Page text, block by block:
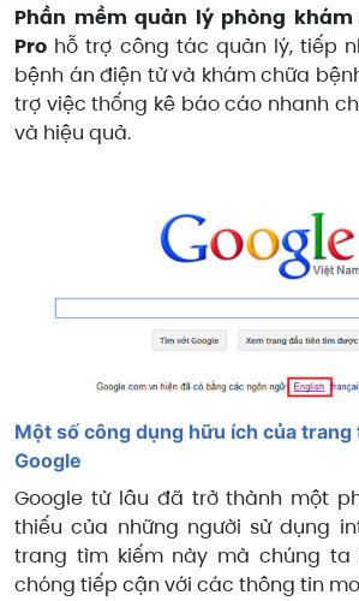
Phần mềm quản lý phòng khám
Pro hỗ trợ công tác quản lý, tiếp
bệnh án điện tử và khám chữa
trợ việc thống kê báo cáo nhanh
và hiệu quả.
Một số công dụng hữu ích của trang
Google
Google từ lâu đã trở thành một
thiếu của những người sử dụng
trang tìm kiếm này mà chúng ta
chóng tiếp cận với các thông tin